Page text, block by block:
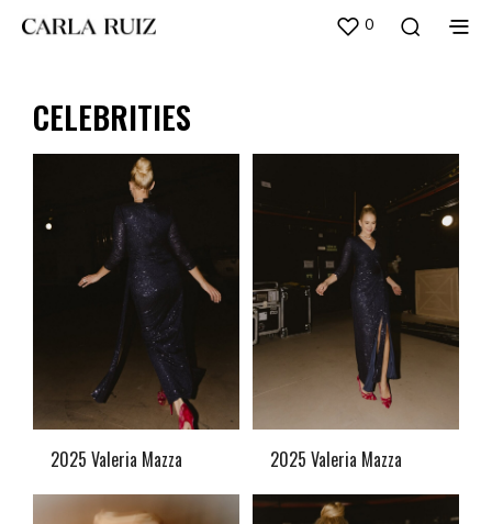
0
CELEBRITIES
2025 Valeria Mazza 2025 Valeria Mazza